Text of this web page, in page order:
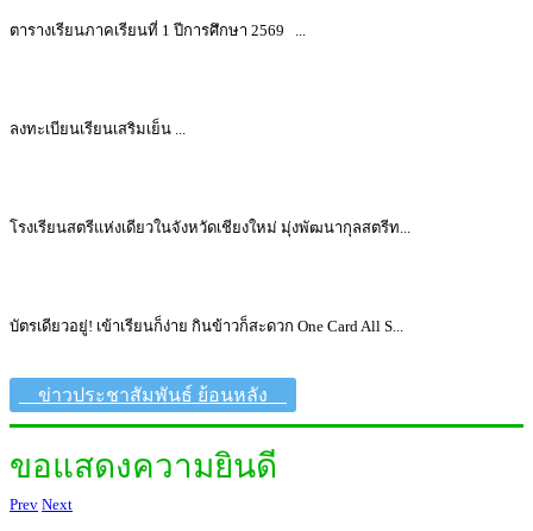
ตารางเรียนภาคเรียนที่ 1 ปีการศึกษา 2569 ...
ลงทะเบียนเรียนเสริมเย็น ...
โรงเรียนสตรีแห่งเดียวในจังหวัดเชียงใหม่ มุ่งพัฒนากุลสตรีท...
บัตรเดียวอยู่! เข้าเรียนก็ง่าย กินข้าวก็สะดวก One Card All S...
ข่าวประชาสัมพันธ์ ย้อนหลัง
ขอแสดงความยินดี
Prev Next